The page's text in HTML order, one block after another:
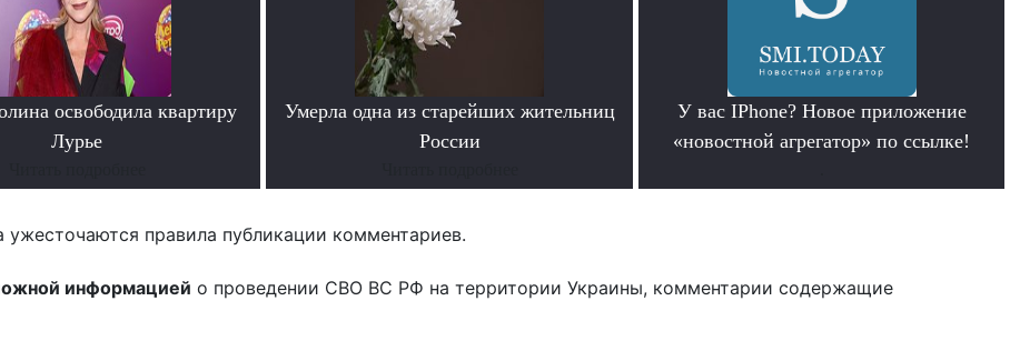
освободила квартиру
Лурье
Умерла одна из старейших жительниц
России
У вас IPhone? Новое приложение
«новостной агрегатор» по ссылке!
правила публикации комментариев.
информацией о проведении СВО ВС РФ на территории Украины, комментарии содержащие